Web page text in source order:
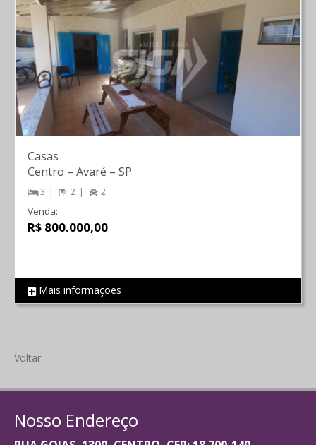
REF 1227
Casas
Centro – Avaré – SP
3 2 2
Venda:
R$ 800.000,00
Mais informações
Voltar
Nosso Endereço